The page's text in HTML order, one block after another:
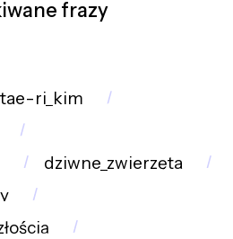
frazy
tae-ri_kim
dziwne_zwierzęta